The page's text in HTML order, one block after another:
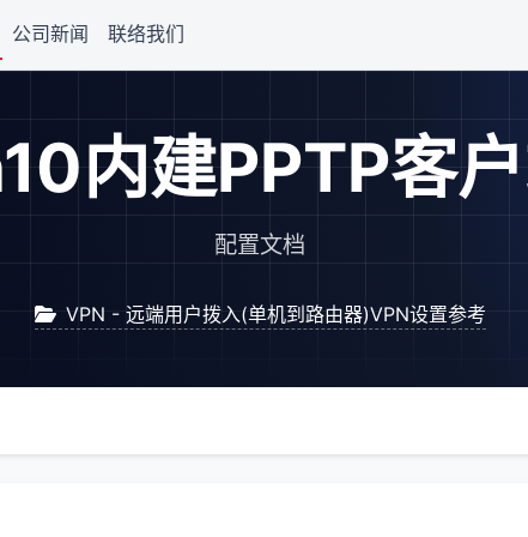
公司新闻 联络我们
内建PPTP客
配置文档
VPN - 远端用户拨入(单机到路由器)VPN设置参考